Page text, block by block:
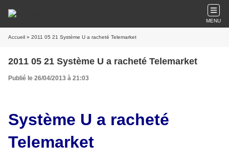
MENU
Accueil » 2011 05 21 Système U a racheté Telemarket
2011 05 21 Système U a racheté Telemarket
Publié le 26/04/2013 à 21:03
Système U a racheté
Telemarket